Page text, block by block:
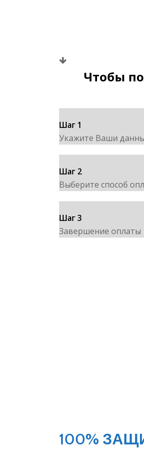
Чтобы
Шаг 1
Укажите Ваши
Шаг 2
Выберите способ
Шаг 3
Завершение оплаты
100%